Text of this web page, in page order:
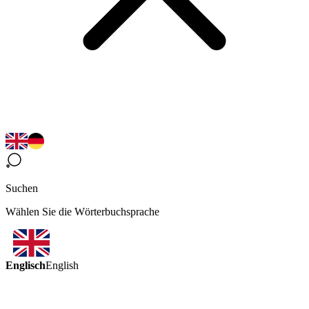
Suchen
Wählen Sie die Wörterbuchsprache
EnglischEnglish